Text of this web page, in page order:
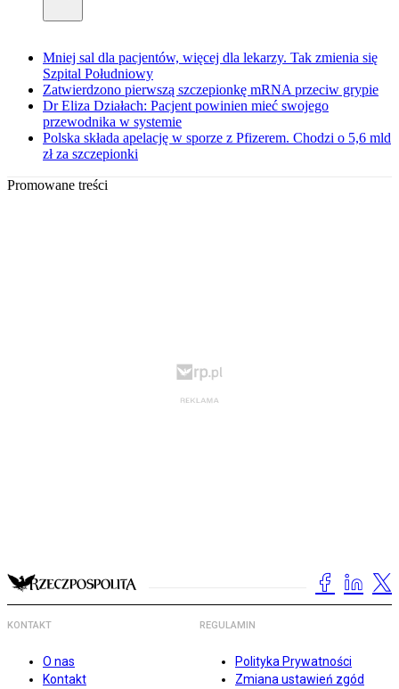
Mniej sal dla pacjentów, więcej dla lekarzy. Tak zmienia się
Szpital Południowy
Zatwierdzono pierwszą szczepionkę mRNA przeciw grypie
Dr Eliza Działach: Pacjent powinien mieć swojego
przewodnika w systemie
Polska składa apelację w sporze z Pfizerem. Chodzi o 5,6 mld
zł za szczepionki
Promowane treści
KONTAKT
O nas
Kontakt
REGULAMIN
Polityka Prywatności
Zmiana ustawień zgód